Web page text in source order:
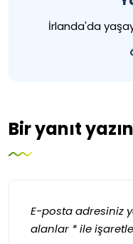
İrlanda'da
Bir yanıt yazın
E-posta adresiniz
alanlar *ile